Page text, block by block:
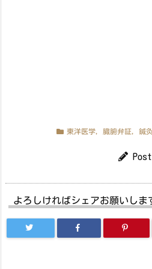
東洋医学 臓腑弁証 鍼
よろしければシェアお願いしま